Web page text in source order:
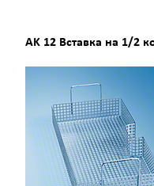
AK 12 Вставка на 1/2